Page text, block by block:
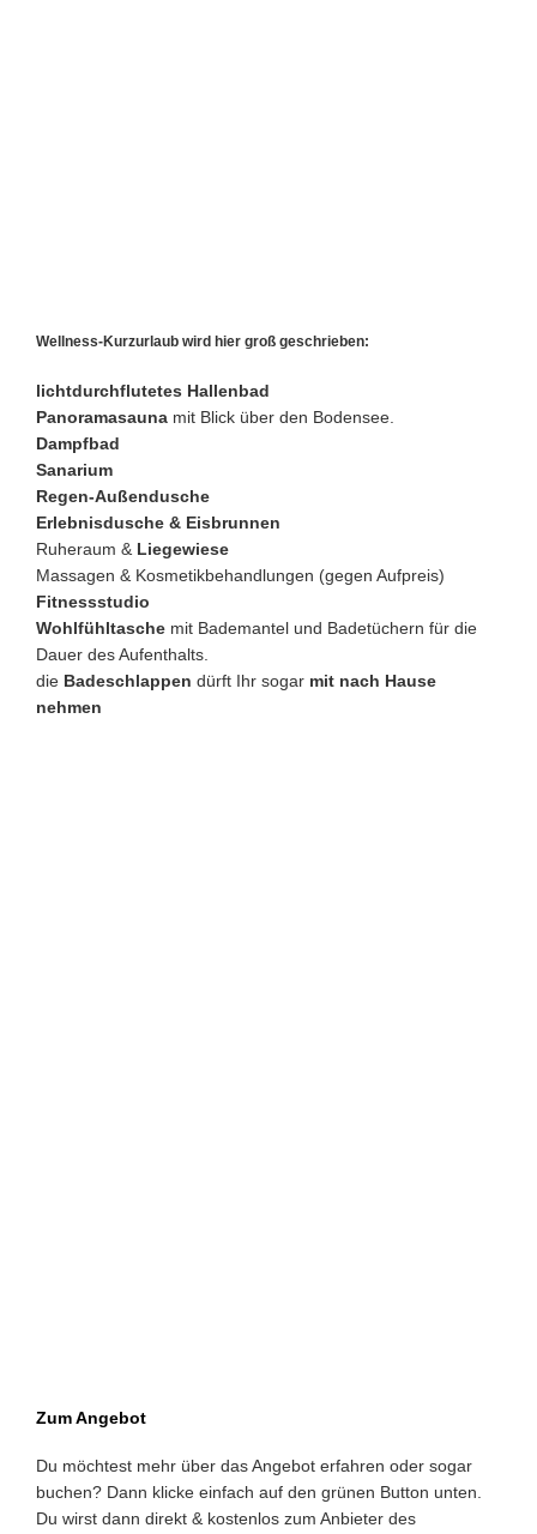
Wellness-Kurzurlaub wird hier groß geschrieben:
lichtdurchflutetes Hallenbad
Panoramasauna mit Blick über den Bodensee.
Dampfbad
Sanarium
Regen-Außendusche
Erlebnisdusche & Eisbrunnen
Ruheraum & Liegewiese
Massagen & Kosmetikbehandlungen (gegen Aufpreis)
Fitnessstudio
Wohlfühltasche mit Bademantel und Badetüchern für die
Dauer des Aufenthalts.
die Badeschlappen dürft Ihr sogar mit nach Hause
nehmen
Zum Angebot
Du möchtest mehr über das Angebot erfahren oder sogar
buchen? Dann klicke einfach auf den grünen Button unten.
Du wirst dann direkt & kostenlos zum Anbieter des